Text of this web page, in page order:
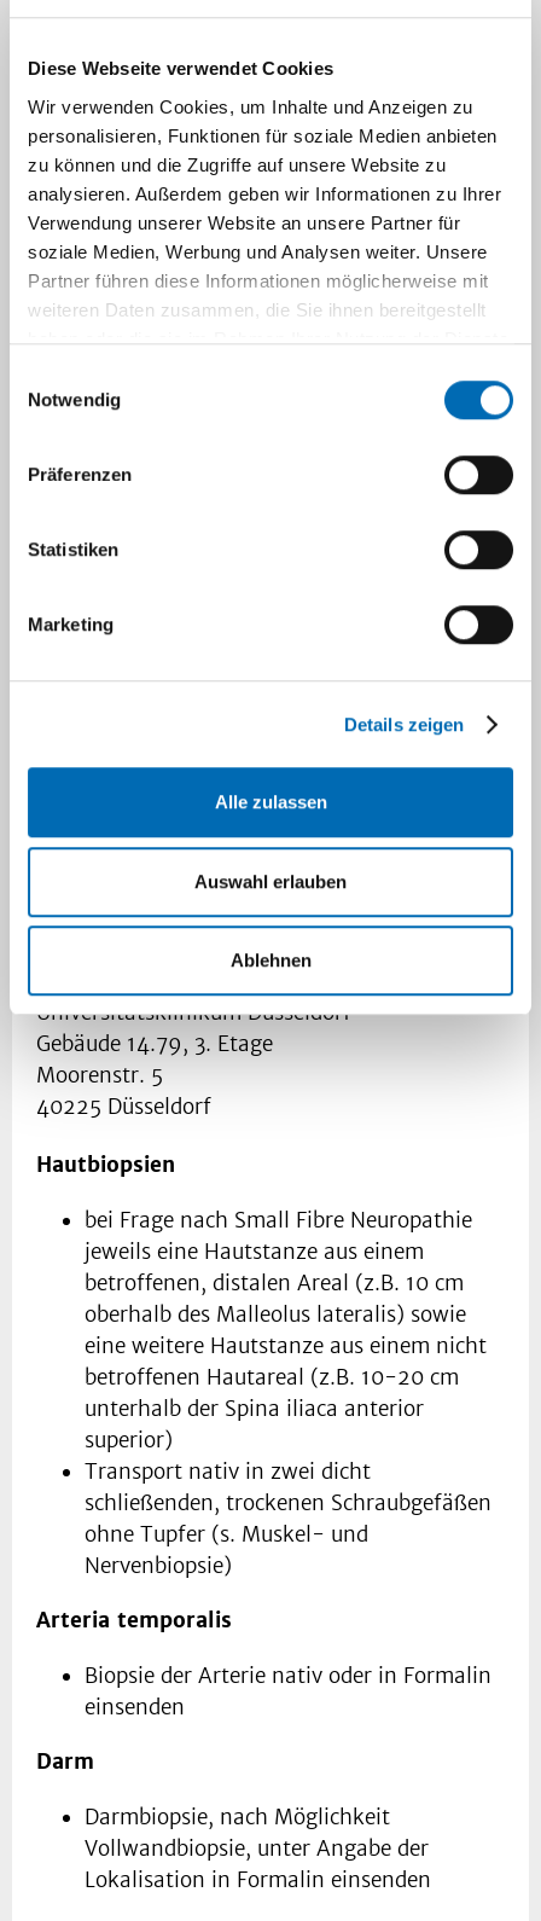
Diese Webseite verwendet Cookies
Wir verwenden Cookies, um Inhalte und Anzeigen zu
personalisieren, Funktionen für soziale Medien anbieten
zu können und die Zugriffe auf unsere Website zu
analysieren. Außerdem geben wir Informationen zu Ihrer
Verwendung unserer Website an unsere Partner für
soziale Medien, Werbung und Analysen weiter. Unsere
Partner führen diese Informationen möglicherweise mit
weiteren Daten zusammen, die Sie ihnen bereitgestellt
haben oder die sie im Rahmen Ihrer Nutzung der Dienste
Notwendig
Präferenzen
Statistiken
Marketing
Details zeigen
Alle zulassen
Auswahl erlauben
Ablehnen
Ein Muskel- und Nervengewebsstück
nativ, d.h. KEIN NaCl und KEIN Formalin
trockenes, dicht schließendes
Transportgefäß (Schraubverschluss) ohne
Tupfer verwenden
bitte Muskel bzw. Nerv nicht aufspannen,
da dies zu Quetschartefakten führt
optimale Größe:
Muskel: Zylinder von ca. 5 x 5 x 15
(Telefonnummern siehe Einsendeschein)
sofortiger Transport (z.B. per Taxi) zum
Institut für Neuropathologie (Adresse
ausgefülltem Einsendeschein
Bei Transportzeiten von mehr als 2
bitte weiteres Vorgehen vorher
telefonisch absprechen
trockenen Gefäß mit Schraubverschluss
ohne Tupfer oder Kompresse
Universitätsklinikum Düsseldorf
Gebäude 14.79, 3. Etage
Moorenstr. 5
40225 Düsseldorf
Hautbiopsien
bei Frage nach Small Fibre Neuropathie
jeweils eine Hautstanze aus einem
betroffenen, distalen Areal (z.B. 10 cm
oberhalb des Malleolus lateralis) sowie
eine weitere Hautstanze aus einem nicht
betroffenen Hautareal (z.B. 10-20 cm
unterhalb der Spina iliaca anterior
superior)
Transport nativ in zwei dicht
schließenden, trockenen Schraubgefäßen
ohne Tupfer (s. Muskel- und
Nervenbiopsie)
Arteria temporalis
Biopsie der Arterie nativ oder in Formalin
einsenden
Darm
Darmbiopsie, nach Möglichkeit
Vollwandbiopsie, unter Angabe der
Lokalisation in Formalin einsenden